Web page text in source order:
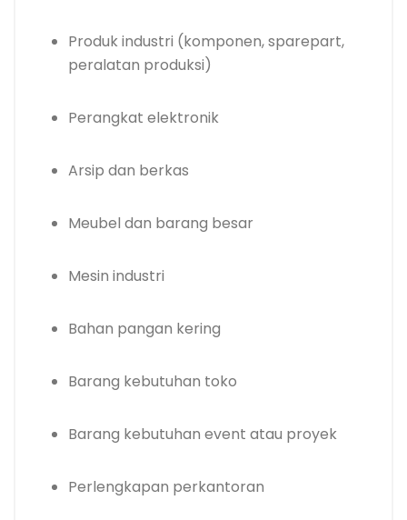
Produk industri (komponen, sparepart,
peralatan produksi)
Perangkat elektronik
Arsip dan berkas
Meubel dan barang besar
Mesin industri
Bahan pangan kering
Barang kebutuhan toko
Barang kebutuhan event atau proyek
Perlengkapan perkantoran